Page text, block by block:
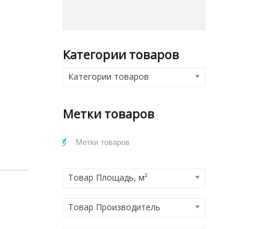
Категории товаров
Категории товаров
Метки товаров
Товар Площадь, м²
Товар Производитель